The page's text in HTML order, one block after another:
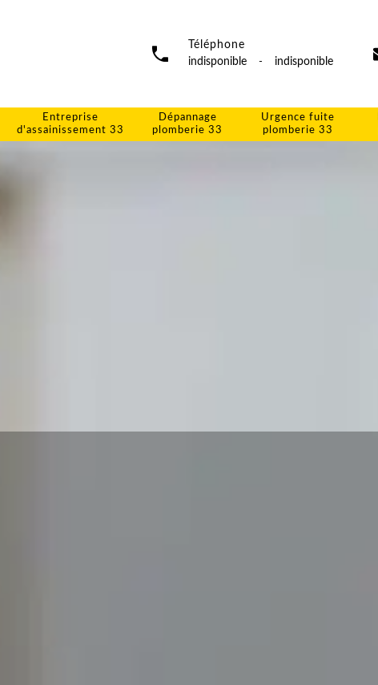
Téléphone
indisponible
- indisponible
Entreprise
d'assainissement 33
Dépannage
plomberie 33
Urgence fuite
plomberie 33